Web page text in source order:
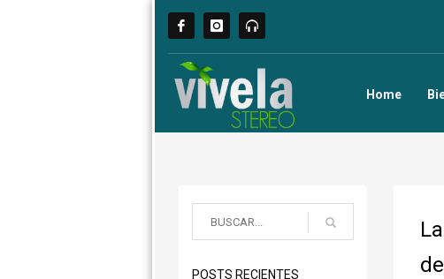
Home
POSTS RECIENTES